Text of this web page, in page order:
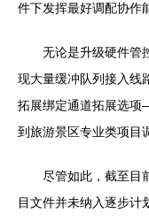
件下发挥最好调配协作
无论是升级硬件管
现大量缓冲队列接入线
拓展绑定通道拓展选项
到旅游景区专业类项目
尽管如此，截至目
目文件并未纳入逐步计